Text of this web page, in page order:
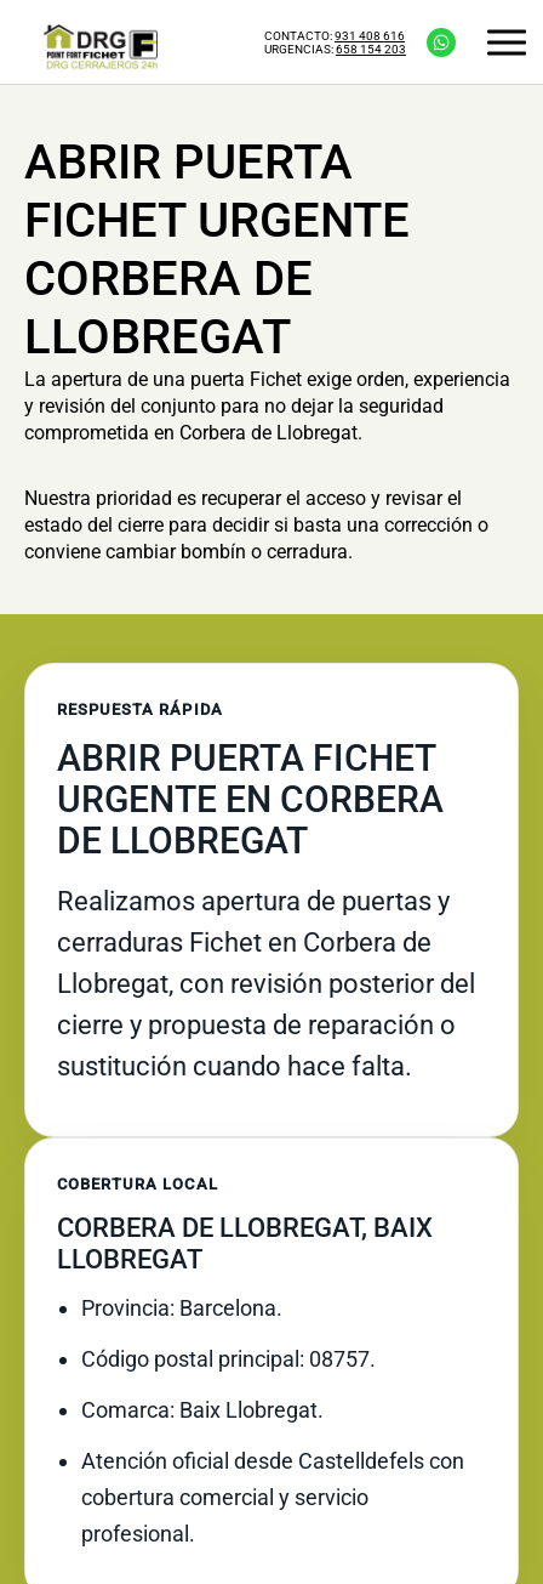
CONTACTO:931 408 616
URGENCIAS:658 154 203
ABRIR PUERTA
FICHET URGENTE
CORBERA DE
LLOBREGAT
La apertura de una puerta Fichet exige orden, experiencia
y revisión del conjunto para no dejar la seguridad
comprometida en Corbera de Llobregat.
Nuestra prioridad es recuperar el acceso y revisar el
estado del cierre para decidir si basta una corrección o
conviene cambiar bombín o cerradura.
RESPUESTA RÁPIDA
ABRIR PUERTA FICHET
URGENTE EN CORBERA
DE LLOBREGAT
Realizamos apertura de puertas y
cerraduras Fichet en Corbera de
Llobregat, con revisión posterior del
cierre y propuesta de reparación o
sustitución cuando hace falta.
COBERTURA LOCAL
CORBERA DE LLOBREGAT, BAIX
LLOBREGAT
Provincia: Barcelona.
Código postal principal: 08757.
Comarca: Baix Llobregat.
Atención oficial desde Castelldefels con
cobertura comercial y servicio
profesional.